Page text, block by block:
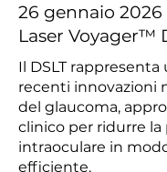
26 gennaio
Laser Voyager™
Il DSLT
recenti innovazioni
del glaucoma,
clinico per ridurre la
intraoculare in
efficiente.